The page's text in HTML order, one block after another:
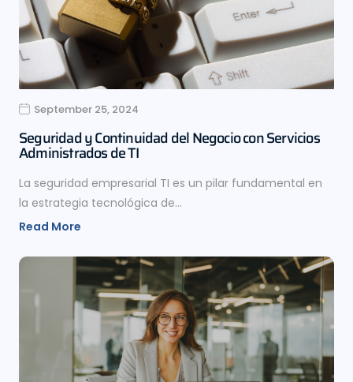
September 25, 2024
Seguridad y Continuidad del Negocio con Servicios
Administrados de TI
La seguridad empresarial TI es un pilar fundamental en
la estrategia tecnológica de…
Read More